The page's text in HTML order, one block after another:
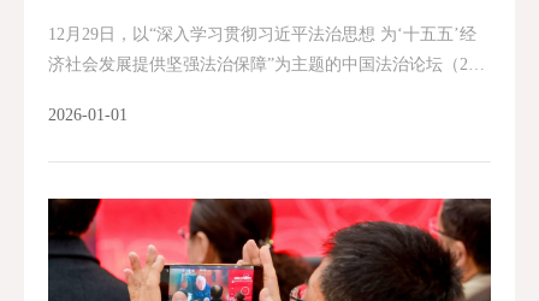
12月29日，以“深入学习贯彻习近平法治思想 为‘十五五’经
济社会发展提供坚强法治保障”为主题的中国法治论坛（202
政治局委员、中央政法委书记陈文清...
2026-01-01